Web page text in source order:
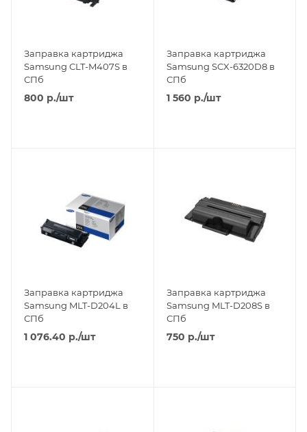
Заправка картриджа
Samsung CLT-M407S в
СПб
800 р./шт
Заправка картриджа
Samsung SCX-6320D8 в
СПб
1 560 р./шт
Заправка картриджа
Samsung MLT-D204L в
СПб
1 076.40 р./шт
Заправка картриджа
Samsung MLT-D208S в
СПб
750 р./шт